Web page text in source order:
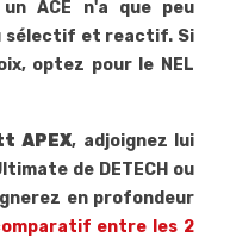
ACE n'a que peu
sélectif et reactif. Si
optez pour le NEL
APEX, adjoignez lui
de DETECH ou
en profondeur
entre les 2